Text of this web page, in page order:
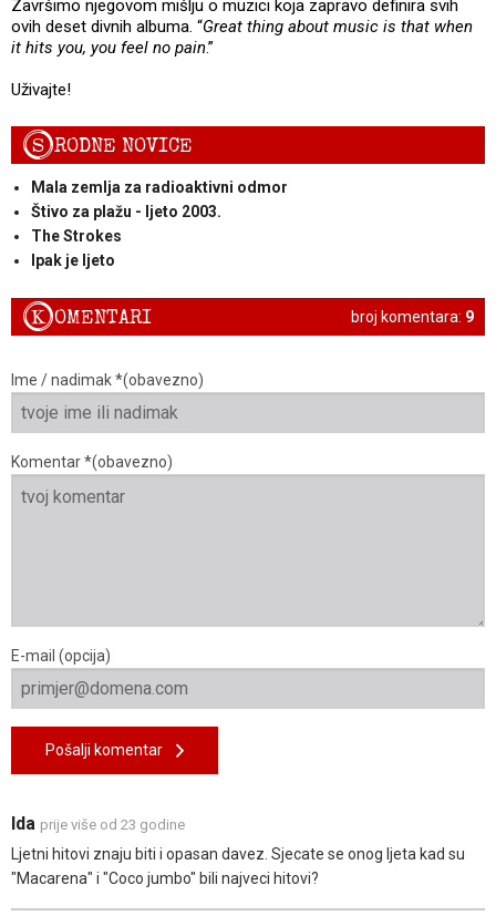
Završimo njegovom mišlju o muzici koja zapravo definira svih
ovih deset divnih albuma. “Great thing about music is that when
it hits you, you feel no pain.”
Uživajte!
SRODNE NOVICE
Mala zemlja za radioaktivni odmor
Štivo za plažu - ljeto 2003.
The Strokes
Ipak je ljeto
broj komentara: 9
KOMENTARI
Ime / nadimak *(obavezno)
Komentar *(obavezno)
E-mail (opcija)
Pošalji komentar
Ida prije više od 23 godine
Ljetni hitovi znaju biti i opasan davez. Sjecate se onog ljeta kad su
"Macarena" i "Coco jumbo" bili najveci hitovi?